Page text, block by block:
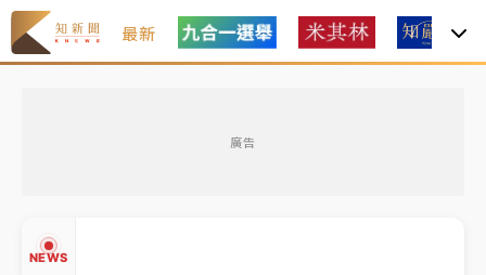
最新
廣告
NEWS
中信慈善基金會想增加董事人數！辜仲諒向法院聲請遭
駁 理由曝光